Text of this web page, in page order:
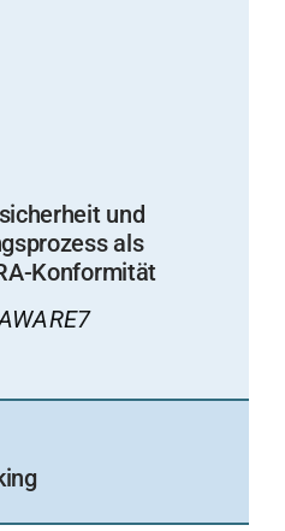
und
als
Konformität